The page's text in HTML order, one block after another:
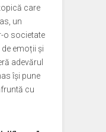
care
un
o societate
emoții și
adevărul
își pune
cu